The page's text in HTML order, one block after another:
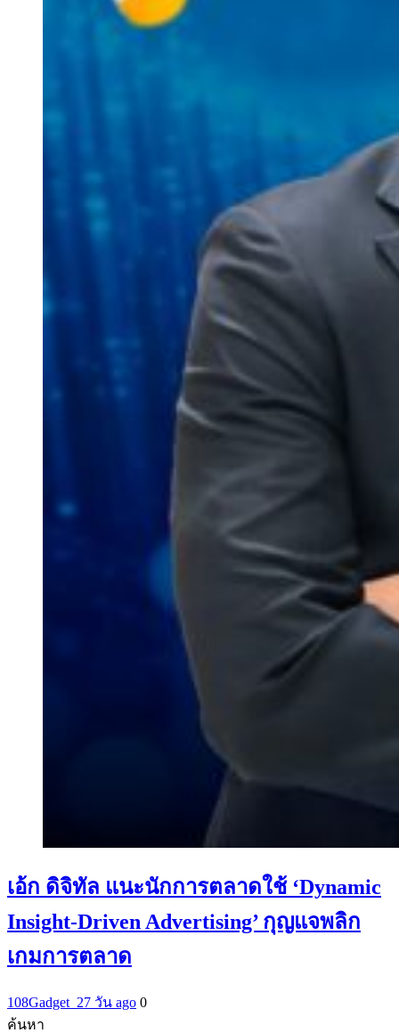
เอ้ก ดิจิทัล แนะนักการตลาดใช้ ‘Dynamic
Insight-Driven Advertising’ กุญแจพลิก
เกมการตลาด
108Gadget_27 วัน ago 0
ค้นหา